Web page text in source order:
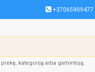
+37065909477
kategoriją arba gamintoją.